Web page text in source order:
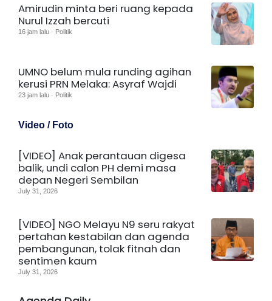
Amirudin minta beri ruang kepada
Nurul Izzah bercuti
16 jam lalu · Politik
UMNO belum mula runding agihan
kerusi PRN Melaka: Asyraf Wajdi
23 jam lalu · Politik
Video / Foto
[VIDEO] Anak perantauan digesa
balik, undi calon PH demi masa
depan Negeri Sembilan
July 31, 2026
[VIDEO] NGO Melayu N9 seru rakyat
pertahan kestabilan dan agenda
pembangunan, tolak fitnah dan
sentimen kaum
July 31, 2026